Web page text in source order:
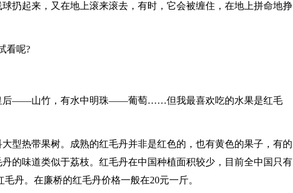
扔起来，又在地上滚来滚去，有时，它会被缠住，在地上拼命地挣
看呢?
后——山竹，有水中明珠——葡萄……但我最喜欢吃的水果是红毛
型热带果树。成熟的红毛丹并非是红色的，也有黄色的果子，有的
的味道类似于荔枝。红毛丹在中国种植面积较少，目前全中国只有
丹。在廉桥的红毛丹价格一般在20元一斤。